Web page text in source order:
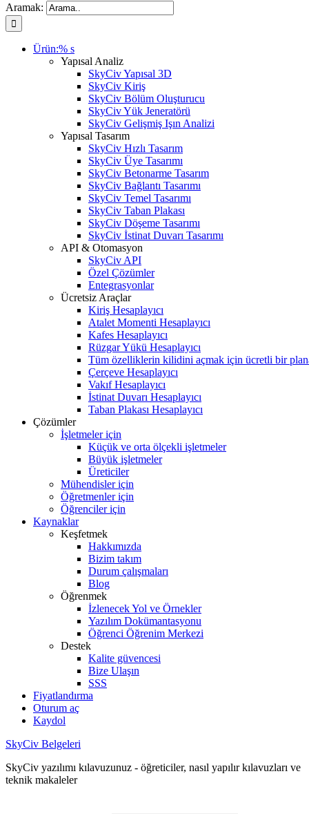
Aramak:
Ürün:% s
Yapısal Analiz
SkyCiv Yapısal 3D
SkyCiv Kiriş
SkyCiv Bölüm Oluşturucu
SkyCiv Yük Jeneratörü
SkyCiv Gelişmiş Işın Analizi
Yapısal Tasarım
SkyCiv Hızlı Tasarım
SkyCiv Üye Tasarımı
SkyCiv Betonarme Tasarım
SkyCiv Bağlantı Tasarımı
SkyCiv Temel Tasarımı
SkyCiv Taban Plakası
SkyCiv Döşeme Tasarımı
SkyCiv İstinat Duvarı Tasarımı
API & Otomasyon
SkyCiv API
Özel Çözümler
Entegrasyonlar
Ücretsiz Araçlar
Kiriş Hesaplayıcı
Atalet Momenti Hesaplayıcı
Kafes Hesaplayıcı
Rüzgar Yükü Hesaplayıcı
Tüm özelliklerin kilidini açmak için ücretli bir
Çerçeve Hesaplayıcı
Vakıf Hesaplayıcı
İstinat Duvarı Hesaplayıcı
Taban Plakası Hesaplayıcı
Çözümler
İşletmeler için
Küçük ve orta ölçekli işletmeler
Büyük işletmeler
Üreticiler
Mühendisler için
Öğretmenler için
Öğrenciler için
Kaynaklar
Keşfetmek
Hakkımızda
Bizim takım
Durum çalışmaları
Blog
Öğrenmek
İzlenecek Yol ve Örnekler
Yazılım Dokümantasyonu
Öğrenci Öğrenim Merkezi
Destek
Kalite güvencesi
Bize Ulaşın
SSS
Fiyatlandırma
Oturum aç
Kaydol
SkyCiv Belgeleri
SkyCiv yazılımı kılavuzunuz - öğreticiler, nasıl yapılır kılavuzları ve
teknik makaleler